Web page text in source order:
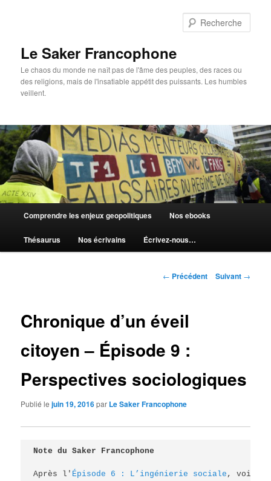
Le Saker Francophone
Le chaos du monde ne naît pas de l'âme des peuples, des races ou
des religions, mais de l'insatiable appétit des puissants. Les humbles
veillent.
Comprendre les enjeux geopolitiques Nos ebooks
Thésaurus Nos écrivains Écrivez-nous…
Navigation
← Précédent Suivant →
Chronique d’un éveil
citoyen – Épisode 9 :
Perspectives sociologiques
Publié lejuin 19, 2016par Le Saker Francophone
Note du Saker Francophone
Après l' Épisode 6 : L’ingénierie sociale , voici